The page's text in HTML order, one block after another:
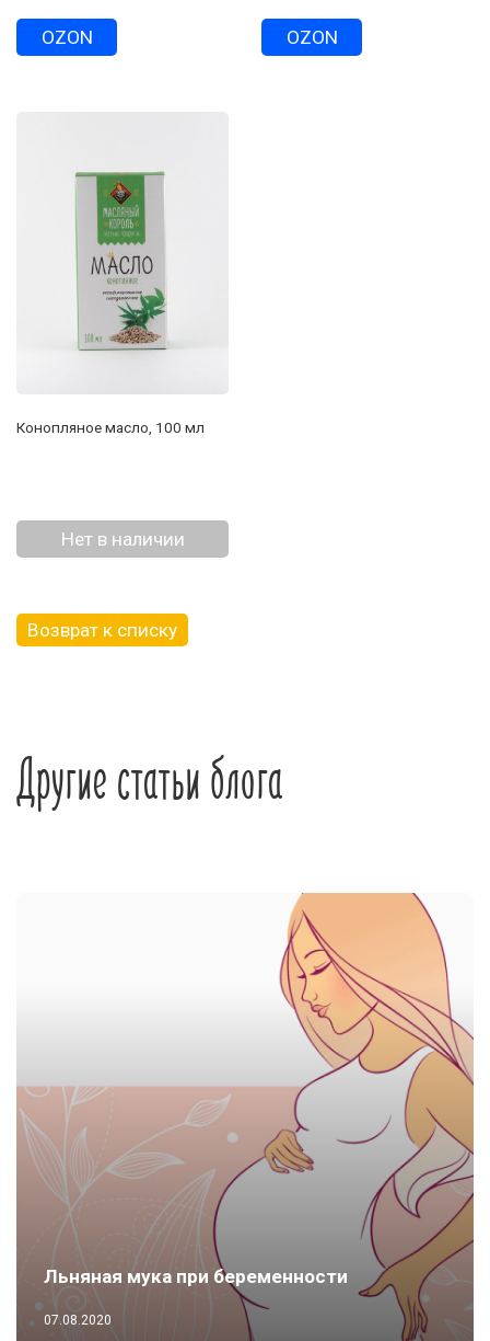
OZON OZON
Конопляное масло, 100 мл
Нет в наличии
Возврат к списку
Другие статьи блога
Льняная мука при беременности
07.08.2020